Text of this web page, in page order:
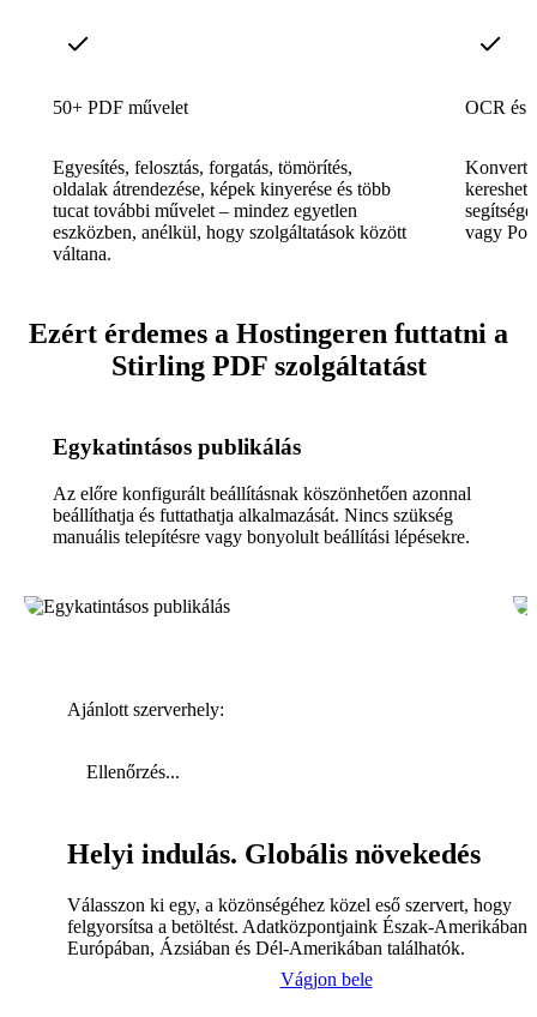
50+ PDF művelet
Egyesítés, felosztás, forgatás, tömörítés,
oldalak átrendezése, képek kinyerése és több
tucat további művelet – mindez egyetlen
eszközben, anélkül, hogy szolgáltatások között
váltana.
OCR és
vagy
Ezért érdemes a Hostingeren futtatni a
Stirling PDF szolgáltatást
Egykatintásos publikálás
Az előre konfigurált beállításnak köszönhetően azonnal
beállíthatja és futtathatja alkalmazását. Nincs szükség
manuális telepítésre vagy bonyolult beállítási lépésekre.
Ajánlott szerverhely:
Ellenőrzés...
Helyi indulás. Globális növekedés
Válasszon ki egy, a közönségéhez közel eső szervert, hogy
felgyorsítsa a betöltést. Adatközpontjaink Észak-Amerikában,
Európában, Ázsiában és Dél-Amerikában találhatók.
Vágjon bele